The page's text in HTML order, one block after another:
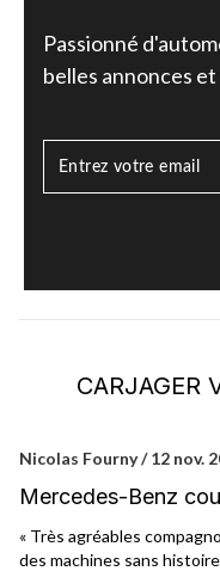
Passionné
belles annonces
CARJAGER
Nicolas Fourny / 12 nov.
Mercedes-Benz
du quotidien
« Très agréables
des machines sans histoire